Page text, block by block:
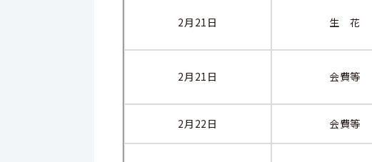
2月21日 生 花
2月21日 会費等
2月22日 会費等